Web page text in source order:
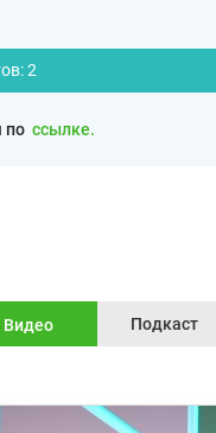
2
по ссылке.
Видео Подкаст